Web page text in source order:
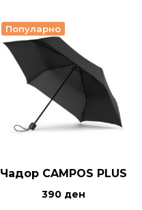
Популарно
Чадор CAMPOS PLUS
390 ден